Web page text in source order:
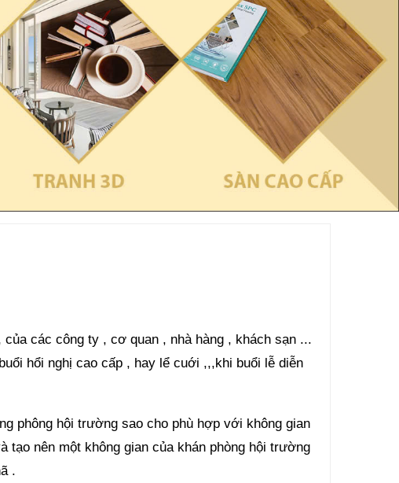
các công ty , cơ quan , nhà hàng , khách sạn ...
hổi nghị cao cấp , hay lể cuới ,,,khi buổi lễ diễn
phông hội trường sao cho phù hợp với không gian
tạo nên một không gian của khán phòng hội trường
.